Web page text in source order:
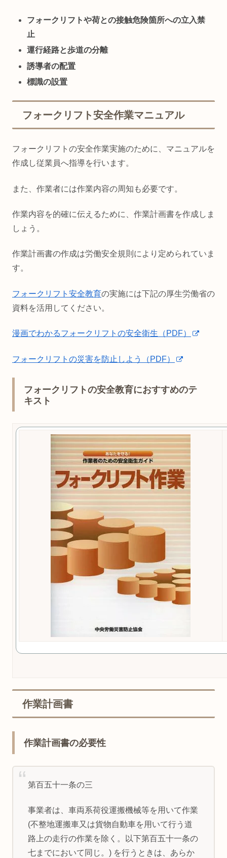
フォークリフトや荷との接触危険箇所への立入禁
止
運行経路と歩道の分離
誘導者の配置
標識の設置
フォークリフト安全作業マニュアル
フォークリフトの安全作業実施のために、マニュアルを
作成し従業員へ指導を行います。
また、作業者には作業内容の周知も必要です。
作業内容を的確に伝えるために、作業計画書を作成しま
しょう。
作業計画書の作成は労働安全規則により定められていま
す。
フォークリフト安全教育の実施には下記の厚生労働省の
資料を活用してください。
漫画でわかるフォークリフトの安全衛生（PDF）
フォークリフトの災害を防止しよう（PDF）
フォークリフトの安全教育におすすめのテ
キスト
作業計画書
作業計画書の必要性
第百五十一条の三
事業者は、車両系荷役運搬機械等を用いて作業
(不整地運搬車又は貨物自動車を用いて行う道
路上の走行の作業を除く。以下第百五十一条の
七までにおいて同じ。) を行うときは、あらか